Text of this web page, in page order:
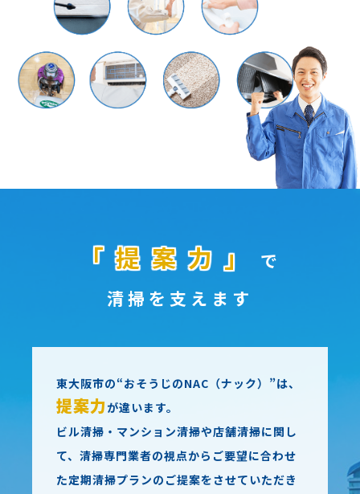
「提案力」
で
清掃を支えます
東大阪市の“おそうじのNAC（ナック）”は、
提案力 が違います。
ビル清掃・マンション清掃や店舗清掃に関し
て、清掃専門業者の視点からご要望に合わせ
た定期清掃プランのご提案をさせていただき